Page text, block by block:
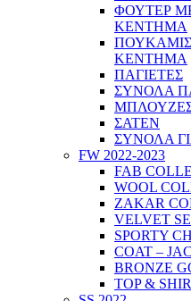
ΦΟΥΤΕΡ
ΚΕΝΤΗΜΑ
ΚΕΝΤΗΜΑ
ΠΑΓΙΕΤΕΣ
ΣΥΝΟΛΑ
ΣΑΤΕΝ
ΣΥΝΟΛΑ
FW 2022-2023
FAB
WOOL
ZAKAR
VELVET
SPORTY
COAT –
BRONZE
TOP &